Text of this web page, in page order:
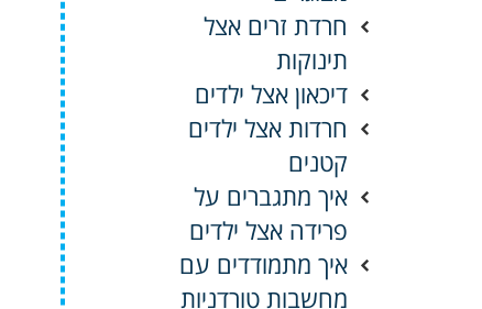
חרדת זרים אצל
תינוקות
דיכאון אצל ילדים
חרדות אצל ילדים
קטנים
איך מתגברים על
פרידה אצל ילדים
איך מתמודדים עם
מחשבות טורדניות